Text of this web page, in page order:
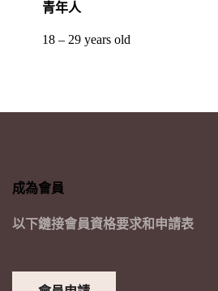
青年人
18 – 29 years old
成為會員
以下鏈接會員資格要求和申請表